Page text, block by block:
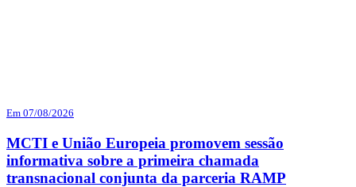
Em 07/08/2026
MCTI e União Europeia promovem sessão
informativa sobre a primeira chamada
transnacional conjunta da parceria RAMP